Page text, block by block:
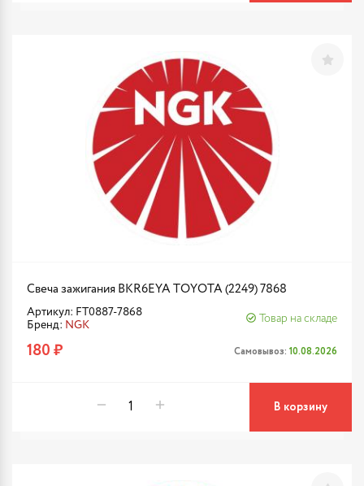
Свеча зажигания BKR6EYA TOYOTA (2249) 7868
Артикул: FT0887-7868
Бренд: NGK
Товар на складе
180 ₽ Самовывоз: 10.08.2026
В корзину